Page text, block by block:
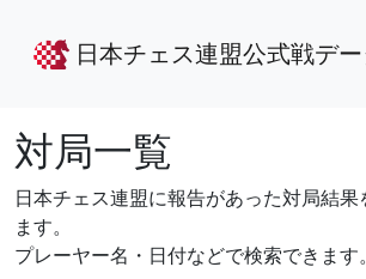
日本チェス連盟公式戦デ
対局一覧
日本チェス連盟に報告があった対局結
ます。
プレーヤー名・日付などで検索できます。